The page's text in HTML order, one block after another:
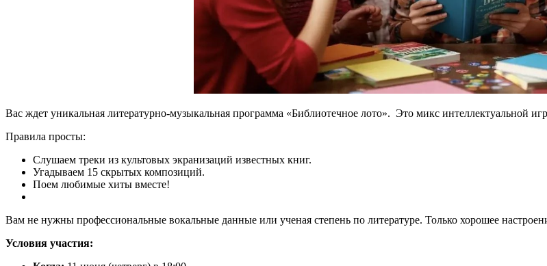
Вас ждет уникальная литературно-музыкальная программа «Библиотечное лото». Это микс интеллектуальной
Правила просты:
Слушаем треки из культовых экранизаций известных книг.
Угадываем 15 скрытых композиций.
Поем любимые хиты вместе!
Вам не нужны профессиональные вокальные данные или ученая степень по литературе. Только хорошее
Условия участия: